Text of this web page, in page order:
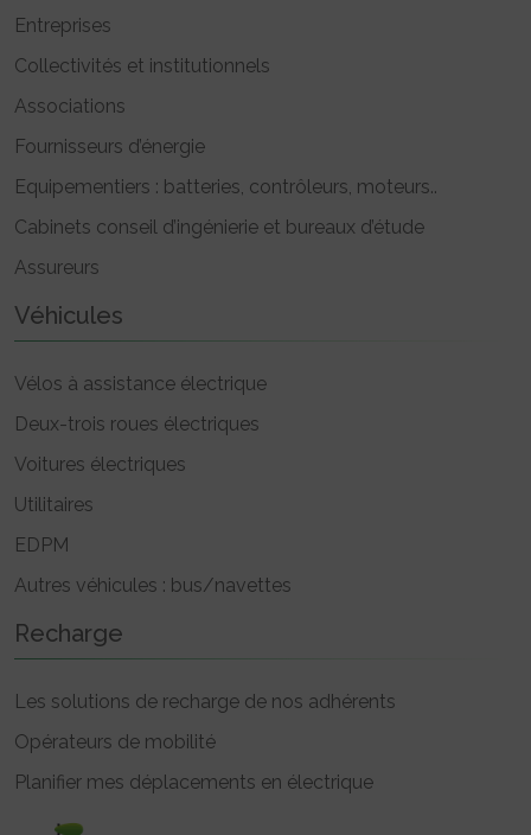
Entreprises
Collectivités et institutionnels
Associations
Fournisseurs d’énergie
Equipementiers : batteries, contrôleurs, moteurs..
Cabinets conseil d’ingénierie et bureaux d’étude
Assureurs
Véhicules
Vélos à assistance électrique
Deux-trois roues électriques
Voitures électriques
Utilitaires
EDPM
Autres véhicules : bus/navettes
Recharge
Les solutions de recharge de nos adhérents
Opérateurs de mobilité
Planifier mes déplacements en électrique